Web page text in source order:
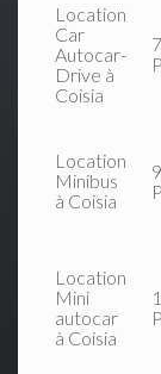
Location
Car
Autocar-
Drive à
Coisia
Location
Minibus
à Coisia
9
Location
Mini
autocar
à Coisia